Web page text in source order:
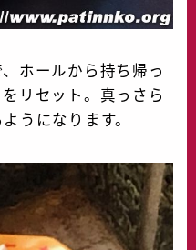
ホールから持ち帰っ
リセット。真っさら
うになります。